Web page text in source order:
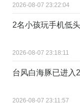
2026-08-07 23:22:04
2名小孩玩手机低
2026-08-07 23:18:11
台风白海豚已进入
2026-08-07 23:11:57